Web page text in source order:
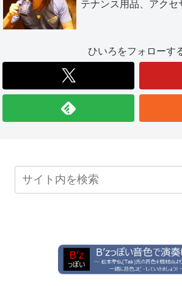
テナンス用品、アクセ
ひいろをフォローす